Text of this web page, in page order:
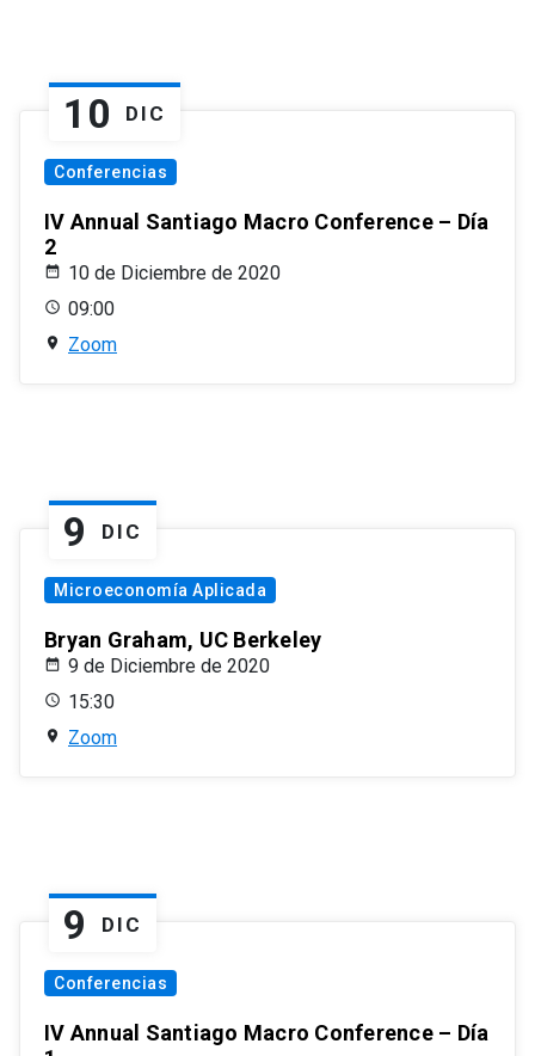
10 DIC
Conferencias
IV Annual Santiago Macro Conference – Día
2
10 de Diciembre de 2020
09:00
Zoom
9 DIC
Microeconomía Aplicada
Bryan Graham, UC Berkeley
9 de Diciembre de 2020
15:30
Zoom
9 DIC
Conferencias
IV Annual Santiago Macro Conference – Día